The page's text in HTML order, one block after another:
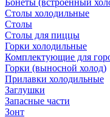
Бонеты (встроенный
Столы холодильные
Столы
Столы для пиццы
Горки холодильные
Комплектующие для
Горки (выносной холод)
Прилавки холодильные
Заглушки
Запасные части
Зонт